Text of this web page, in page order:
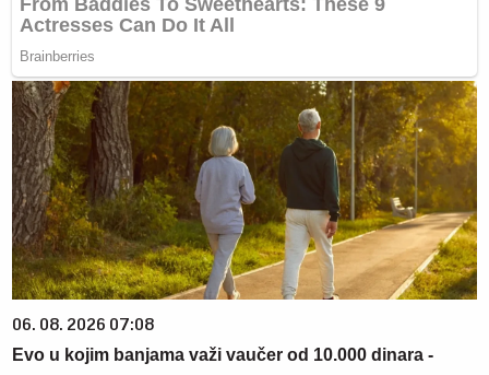
06. 08. 2026 07:08
Evo u kojim banjama važi vaučer od 10.000 dinara -